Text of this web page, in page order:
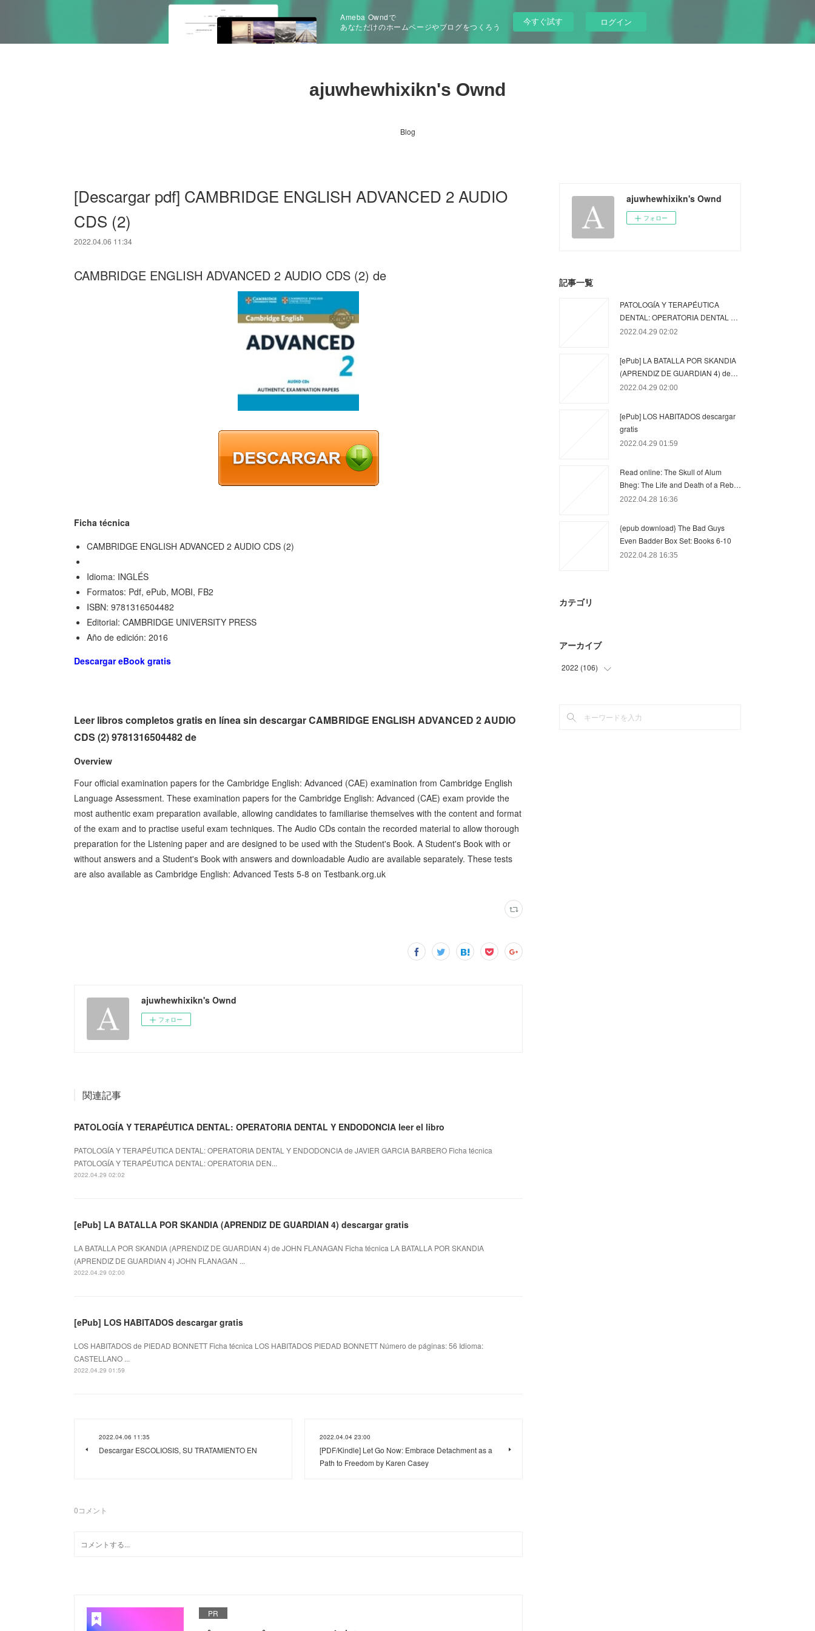
Ameba Owndで
あなただけのホームページやブログをつくろう
今すぐ試す ログイン
ajuwhewhixikn's Ownd
Blog
[Descargar pdf] CAMBRIDGE ENGLISH ADVANCED 2 AUDIO
CDS (2)
2022.04.06 11:34
CAMBRIDGE ENGLISH ADVANCED 2 AUDIO CDS (2) de
Ficha técnica
CAMBRIDGE ENGLISH ADVANCED 2 AUDIO CDS (2)
Idioma: INGLÉS
Formatos: Pdf, ePub, MOBI, FB2
ISBN: 9781316504482
Editorial: CAMBRIDGE UNIVERSITY PRESS
Año de edición: 2016
Descargar eBook gratis
Leer libros completos gratis en línea sin descargar CAMBRIDGE ENGLISH ADVANCED 2 AUDIO
CDS (2) 9781316504482 de
Overview
Four official examination papers for the Cambridge English: Advanced (CAE) examination from Cambridge English
Language Assessment. These examination papers for the Cambridge English: Advanced (CAE) exam provide the
most authentic exam preparation available, allowing candidates to familiarise themselves with the content and format
of the exam and to practise useful exam techniques. The Audio CDs contain the recorded material to allow thorough
preparation for the Listening paper and are designed to be used with the Student's Book. A Student's Book with or
without answers and a Student's Book with answers and downloadable Audio are available separately. These tests
are also available as Cambridge English: Advanced Tests 5-8 on Testbank.org.uk
ajuwhewhixikn's Ownd
フォロー
関連記事
PATOLOGÍA Y TERAPÉUTICA DENTAL: OPERATORIA DENTAL Y ENDODONCIA leer el libro
PATOLOGÍA Y TERAPÉUTICA DENTAL: OPERATORIA DENTAL Y ENDODONCIA de JAVIER GARCIA BARBERO Ficha técnica
PATOLOGÍA Y TERAPÉUTICA DENTAL: OPERATORIA DEN...
2022.04.29 02:02
[ePub] LA BATALLA POR SKANDIA (APRENDIZ DE GUARDIAN 4) descargar gratis
LA BATALLA POR SKANDIA (APRENDIZ DE GUARDIAN 4) de JOHN FLANAGAN Ficha técnica LA BATALLA POR SKANDIA
(APRENDIZ DE GUARDIAN 4) JOHN FLANAGAN ...
2022.04.29 02:00
[ePub] LOS HABITADOS descargar gratis
LOS HABITADOS de PIEDAD BONNETT Ficha técnica LOS HABITADOS PIEDAD BONNETT Número de páginas: 56 Idioma:
CASTELLANO ...
2022.04.29 01:59
2022.04.06 11:35
Descargar ESCOLIOSIS, SU TRATAMIENTO EN
2022.04.04 23:00
[PDF/Kindle] Let Go Now: Embrace Detachment as a
Path to Freedom by Karen Casey
0コメント
PR
ajuwhewhixikn's Ownd
フォロー
記事一覧
PATOLOGÍA Y TERAPÉUTICA
DENTAL: OPERATORIA DENTAL …
2022.04.29 02:02
[ePub] LA BATALLA POR SKANDIA
(APRENDIZ DE GUARDIAN 4) de…
2022.04.29 02:00
[ePub] LOS HABITADOS descargar
gratis
2022.04.29 01:59
Read online: The Skull of Alum
Bheg: The Life and Death of a Reb…
2022.04.28 16:36
{epub download} The Bad Guys
Even Badder Box Set: Books 6-10
2022.04.28 16:35
カテゴリ
アーカイブ
2022 (106)